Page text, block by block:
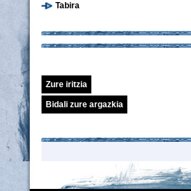
Tabira
Zure iritzia
Bidali zure argazkia